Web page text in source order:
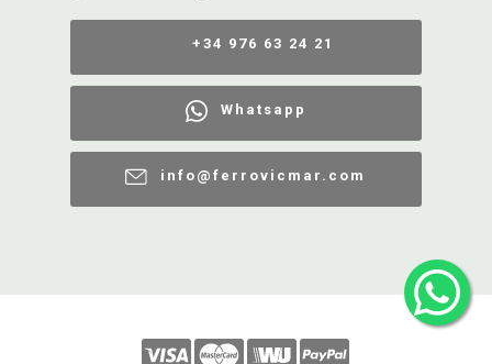
+34 976 63 24 21
Whatsapp
info@ferrovicmar.com